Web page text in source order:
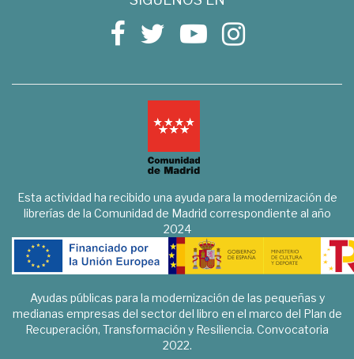
Esta actividad ha recibido una ayuda para la modernización de
librerías de la Comunidad de Madrid correspondiente al año
2024
Ayudas públicas para la modernización de las pequeñas y
medianas empresas del sector del libro en el marco del Plan de
Recuperación, Transformación y Resiliencia. Convocatoria
2022.